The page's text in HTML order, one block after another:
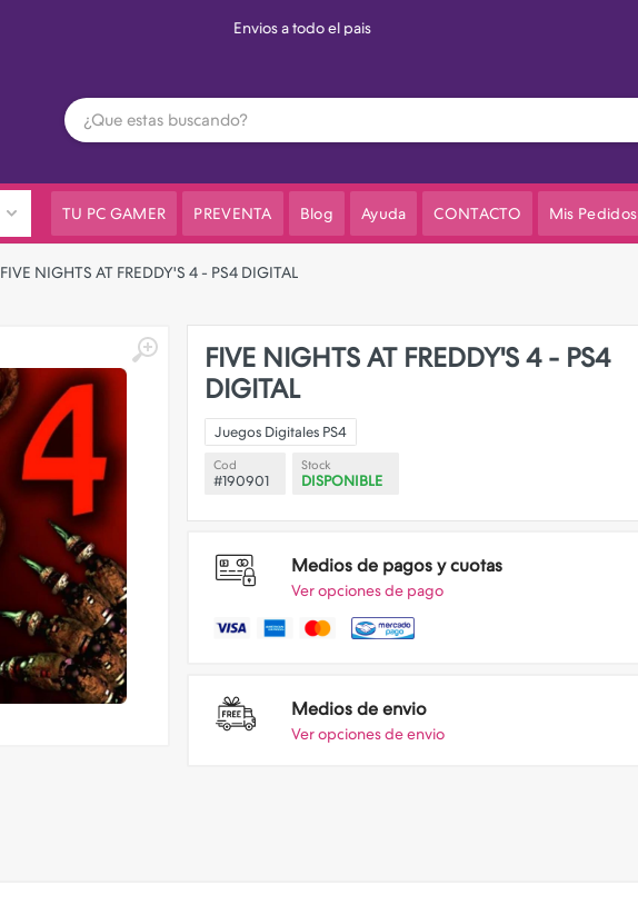
3 cuotas sin interes en el valor de lista
TU PC GAMER PREVENTA Blog Ayuda CONTACTO Mis Pedidos
FIVE NIGHTS AT FREDDY'S 4 - PS4 DIGITAL
FIVE NIGHTS AT FREDDY'S 4 - PS4
DIGITAL
Juegos Digitales PS4
Cod
#190901
Stock
DISPONIBLE
Medios de pagos y cuotas
Ver opciones de pago
Medios de envio
Ver opciones de envio